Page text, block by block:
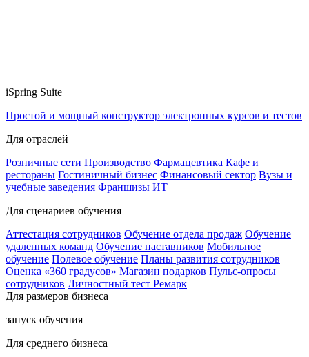
iSpring Suite
Простой и мощный конструктор электронных курсов и тестов
Для отраслей
Розничные сети Производство Фармацевтика Кафе и
рестораны Гостиничный бизнес Финансовый сектор Вузы и
учебные заведения Франшизы ИТ
Для сценариев обучения
Аттестация сотрудников Обучение отдела продаж Обучение
удаленных команд Обучение наставников Мобильное
обучение Полевое обучение Планы развития сотрудников
Оценка «360 градусов» Магазин подарков Пульс-опросы
сотрудников Личностный тест Ремарк
Для размеров бизнеса
запуск обучения
Для среднего бизнеса